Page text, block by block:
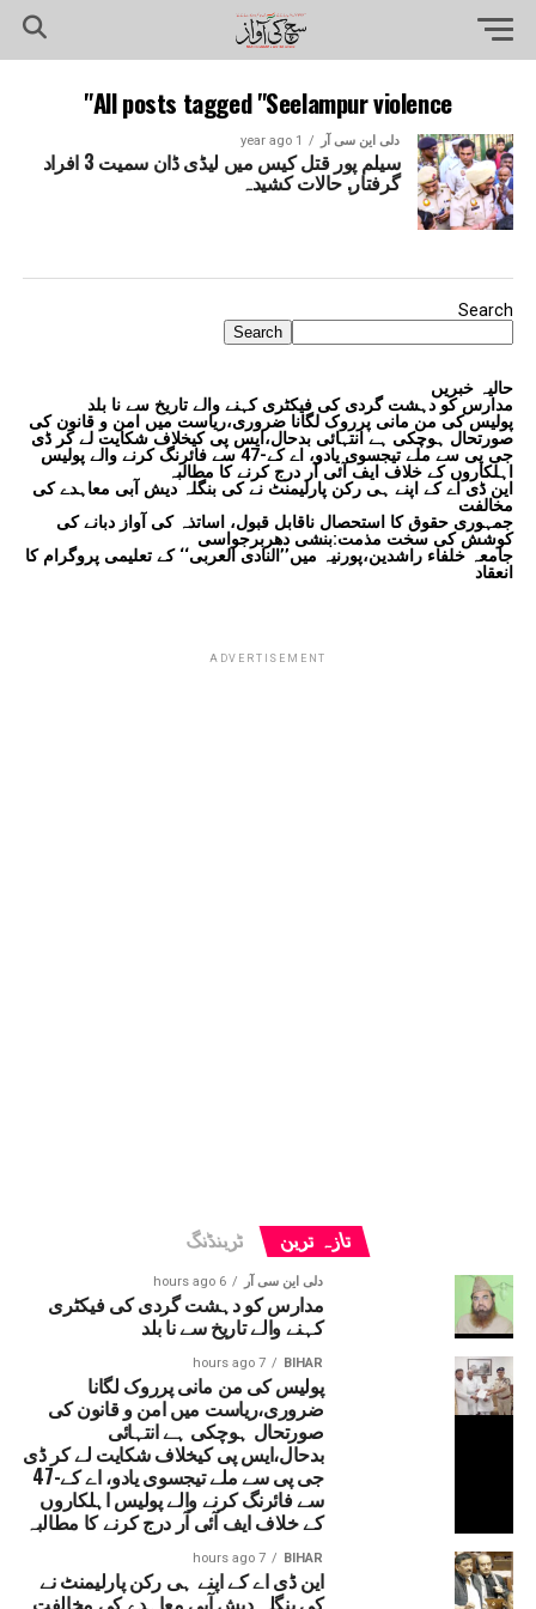
All posts tagged "Seelampur violence"
دلی این سی آر 1 year ago
سیلم پور قتل کیس میں لیڈی ڈان سمیت 3 افراد
گرفتار, حالات کشیدہ
Search
Search
حالیہ خبریں
مدارس کو دہشت گردی کی فیکٹری کہنے والے تاریخ سے نا بلد
پولیس کی من مانی پرروک لگانا ضروری،ریاست میں امن و قانون کی
صورتحال ہوچکی ہے انتہائی بدحال،ایس پی کیخلاف شکایت لے کر ڈی
جی پی سے ملے تیجسوی یادو، اے کے-47 سے فائرنگ کرنے والے پولیس
اہلکاروں کے خلاف ایف آئی آر درج کرنے کا مطالبہ
این ڈی اے کے اپنے ہی رکن پارلیمنٹ نے کی بنگلہ دیش آبی معاہدے کی
مخالفت
جمہوری حقوق کا استحصال ناقابل قبول، اساتذہ کی آواز دبانے کی
کوشش کی سخت مذمت:بنشی دھربرجواسی
جامعہ خلفاء راشدین،پورنیہ میں’’النادی العربی‘‘ کے تعلیمی پروگرام کا
انعقاد
ADVERTISEMENT
تازہ ترین ٹرینڈنگ
دلی این سی آر 6 hours ago
مدارس کو دہشت گردی کی فیکٹری
کہنے والے تاریخ سے نا بلد
BIHAR
7 hours ago
پولیس کی من مانی پرروک لگانا
ضروری،ریاست میں امن و قانون کی
صورتحال ہوچکی ہے انتہائی
بدحال،ایس پی کیخلاف شکایت لے کر ڈی
جی پی سے ملے تیجسوی یادو، اے کے-47
سے فائرنگ کرنے والے پولیس اہلکاروں
کے خلاف ایف آئی آر درج کرنے کا مطالبہ
BIHAR
7 hours ago
این ڈی اے کے اپنے ہی رکن پارلیمنٹ نے
کی بنگلہ دیش آبی معاہدے کی مخالفت